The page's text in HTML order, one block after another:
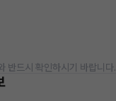
반드시 확인하시기 바랍니다.